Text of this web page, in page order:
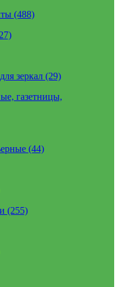
(488)
зеркал (29)
газетницы,
(44)
(255)